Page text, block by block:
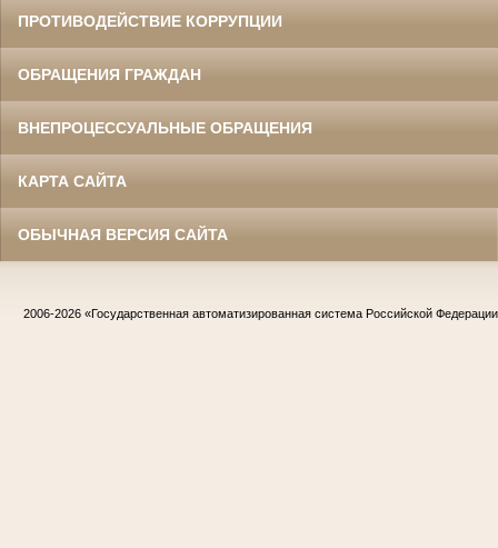
ПРОТИВОДЕЙСТВИЕ КОРРУПЦИИ
ОБРАЩЕНИЯ ГРАЖДАН
ВНЕПРОЦЕССУАЛЬНЫЕ ОБРАЩЕНИЯ
КАРТА САЙТА
ОБЫЧНАЯ ВЕРСИЯ САЙТА
2006-2026 «Государственная автоматизированная система Российской